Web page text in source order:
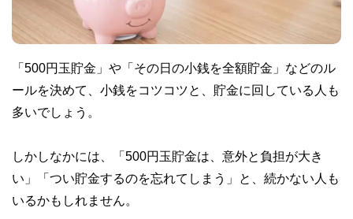
「500円玉貯金」や「その日の小銭を全額貯金」などのル
ールを決めて、小銭をコツコツと、貯金に回している人も
多いでしょう。
しかしなかには、「500円玉貯金は、意外と負担が大き
い」「つい貯金するのを忘れてしまう」と、続かない人も
いるかもしれません。